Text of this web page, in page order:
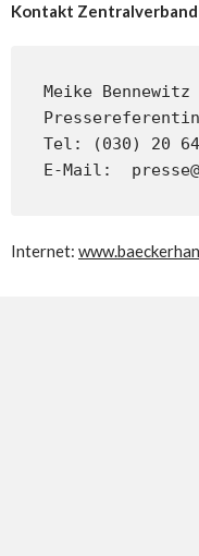
Kontakt Zentralverband
Meike Bennewitz
Pressereferentin
Tel: (030) 20
E-Mail:
Internet: